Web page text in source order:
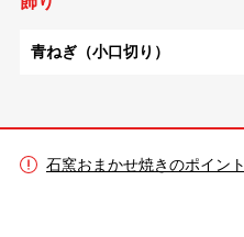
青ねぎ（小口切り）
石窯おまかせ焼きのポイント